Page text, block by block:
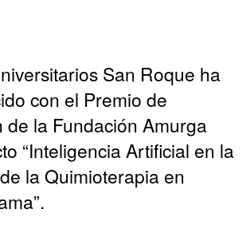
San Roque ha
con el Premio de
de la Fundación Amurga
“Inteligencia Artificial en la
la Quimioterapia en